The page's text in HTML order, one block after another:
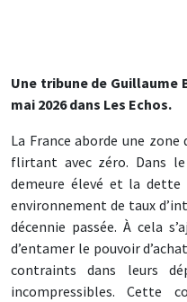
Une tribune de Guillaume
mai 2026 dans Les Echos.
La France aborde une
flirtant avec zéro. Dans
demeure élevé et la dette
environnement de taux
décennie passée. À cela
d’entamer le pouvoir
contraints dans leurs
incompressibles. Cette